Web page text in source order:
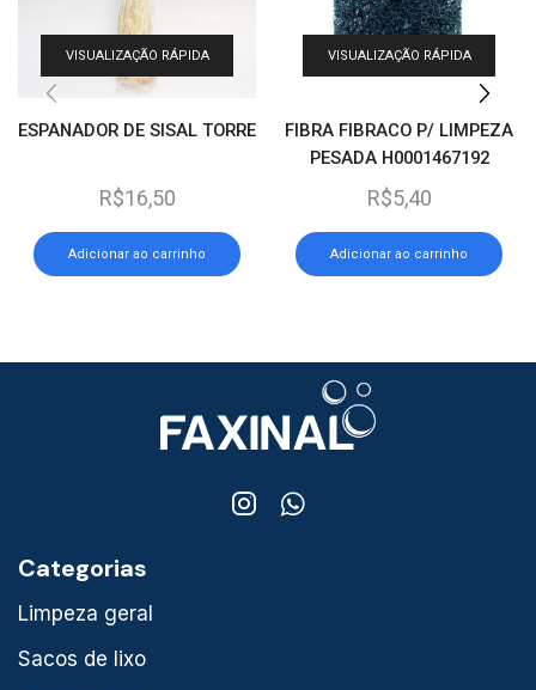
VISUALIZAÇÃO RÁPIDA
ESPANADOR DE SISAL TORRE
R$16,50
Adicionar ao carrinho
VISUALIZAÇÃO RÁPIDA
FIBRA FIBRACO P/ LIMPEZA
PESADA H0001467192
R$5,40
Adicionar ao carrinho
Categorias
Limpeza geral
Sacos de lixo